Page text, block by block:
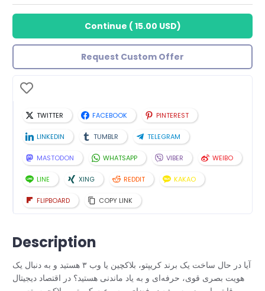
Continue (15.00 USD)
Request Custom Offer
TWITTER FACEBOOK PINTEREST
LINKEDIN TUMBLR TELEGRAM
MASTODON WHATSAPP VIBER WEIBO
LINE XING REDDIT KAKAO
FLIPBOARD COPY LINK
Description
آیا در حال ساخت یک برند کریپتو، بلاکچین یا وب ۳ هستید و به دنبال یک
هویت بصری قوی، حرفه‌ای و به یاد ماندنی هستید؟ در اقتصاد دیجیتال